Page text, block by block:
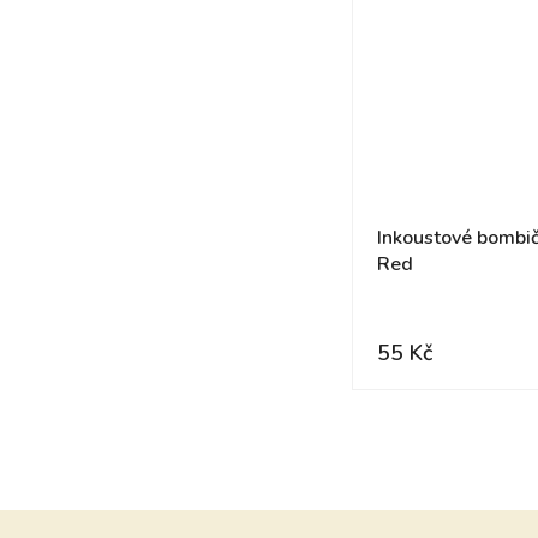
Inkoustové
Red
55 Kč